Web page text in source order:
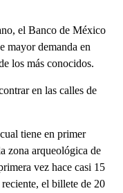
el Banco de México
mayor demanda en
los más conocidos.
en las calles de
tiene en primer
zona arqueológica de
vez hace casi 15
el billete de 20